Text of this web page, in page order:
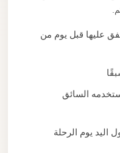
عليها قبل يوم من
السائق
يوم الرحلة